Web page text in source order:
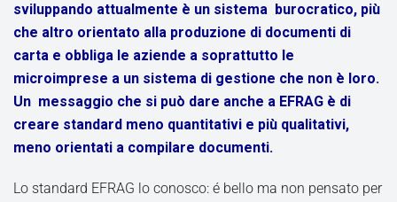
sviluppando attualmente è un sistema burocratico, più
che altro orientato alla produzione di documenti di
carta e obbliga le aziende a soprattutto le
microimprese a un sistema di gestione che non è loro.
Un messaggio che si può dare anche a EFRAG è di
creare standard meno quantitativi e più qualitativi,
meno orientati a compilare documenti.
Lo standard EFRAG lo conosco: é bello ma non pensato per